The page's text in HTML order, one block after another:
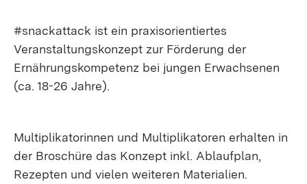
#snackattack ist ein praxisorientiertes
Veranstaltungskonzept zur Förderung der
Ernährungskompetenz bei jungen Erwachsenen
(ca. 18-26 Jahre).
Multiplikatorinnen und Multiplikatoren erhalten in
der Broschüre das Konzept inkl. Ablaufplan,
Rezepten und vielen weiteren Materialien.